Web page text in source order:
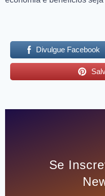
Divulgue Facebook
Se